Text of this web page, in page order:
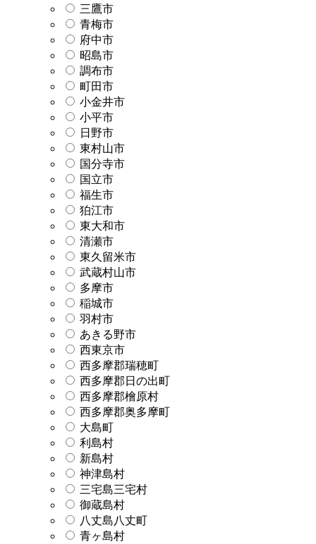
三鷹市
青梅市
府中市
昭島市
調布市
町田市
小金井市
小平市
日野市
東村山市
国分寺市
国立市
福生市
狛江市
東大和市
清瀬市
東久留米市
武蔵村山市
多摩市
稲城市
羽村市
あきる野市
西東京市
西多摩郡瑞穂町
西多摩郡日の出町
西多摩郡檜原村
西多摩郡奥多摩町
大島町
利島村
新島村
神津島村
三宅島三宅村
御蔵島村
八丈島八丈町
青ヶ島村